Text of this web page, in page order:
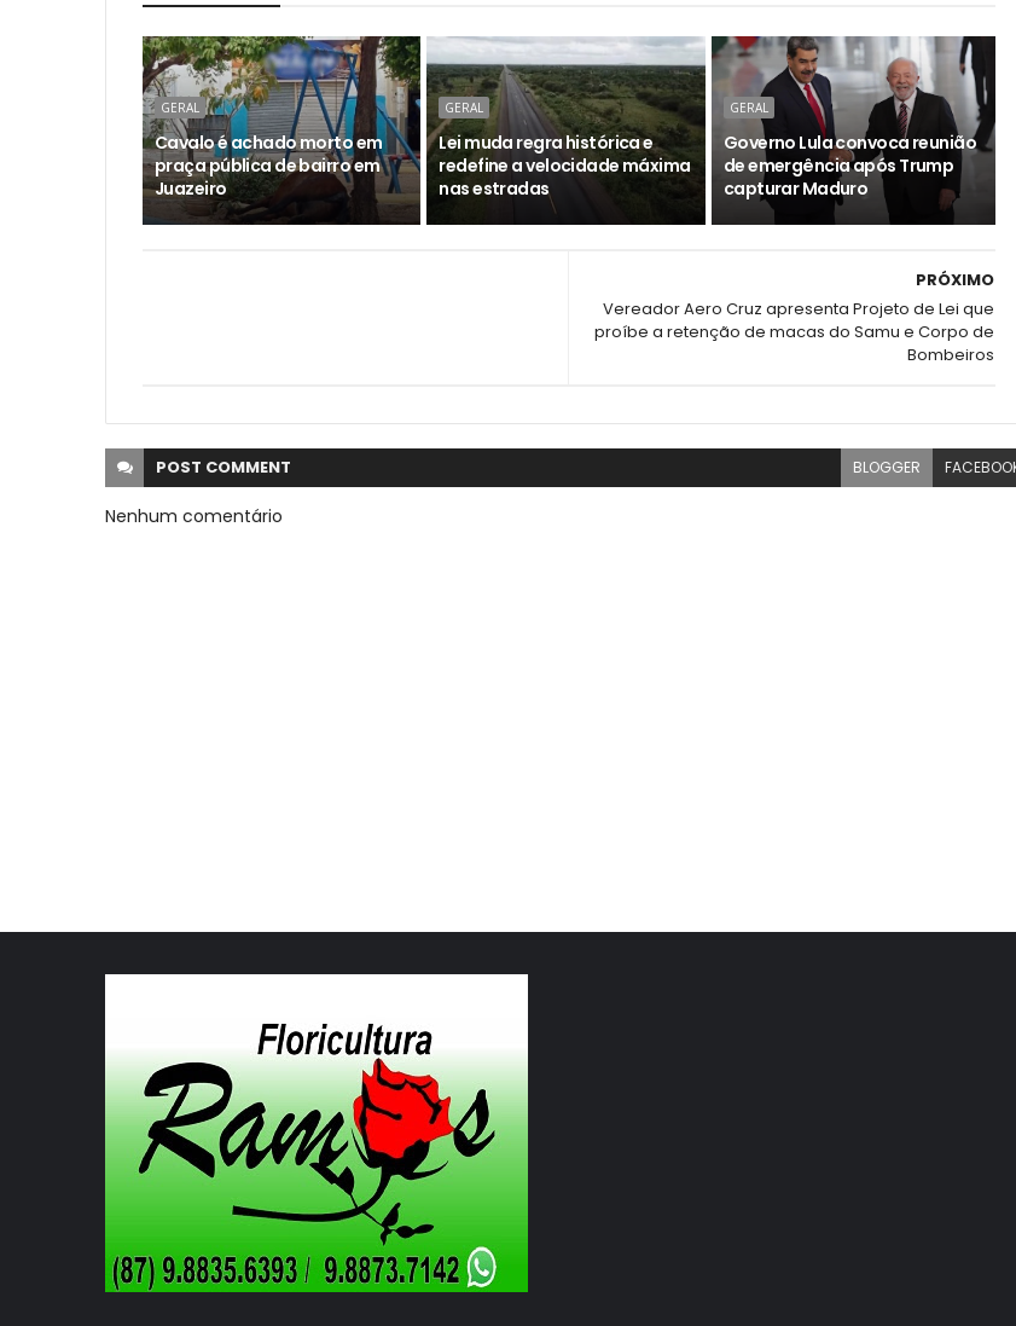
GERAL
Cavalo é achado morto em
praça pública de bairro em
Juazeiro
GERAL
Lei muda regra histórica e
redefine a velocidade máxima
nas estradas
GERAL
Governo Lula convoca reunião
de emergência após Trump
capturar Maduro
PRÓXIMO
Vereador Aero Cruz apresenta Projeto de Lei que
proíbe a retenção de macas do Samu e Corpo de
Bombeiros
POST COMMENT BLOGGER
Nenhum comentário